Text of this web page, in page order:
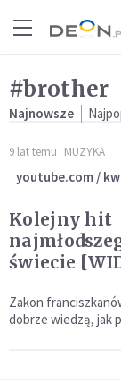
#brother
Najnowsze
9 lat temu MUZYKA
youtube.com / kw
Kolejny hit
świecie
Zakon
dobrze wiedzą, jak